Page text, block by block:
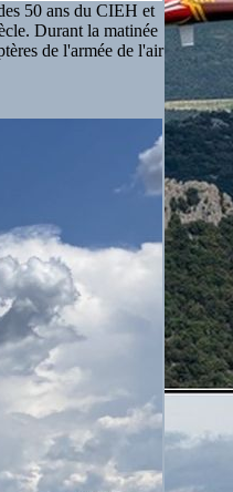
50 ans du CIEH et
Durant la matinée
de l'armée de l'air